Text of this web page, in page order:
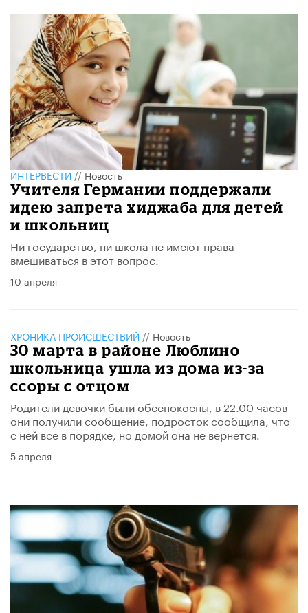
ИНТЕРВЕСТИ//Новость
Учителя Германии поддержали
идею запрета хиджаба для детей
и школьниц
Ни государство, ни школа не имеют права
вмешиваться в этот вопрос.
10 апреля
ХРОНИКА ПРОИСШЕСТВИЙ // Новость
30 марта в районе Люблино
школьница ушла из дома из-за
ссоры с отцом
Родители девочки были обеспокоены, в 22.00 часов
они получили сообщение, подросток сообщила, что
с ней все в порядке, но домой она не вернется.
5 апреля